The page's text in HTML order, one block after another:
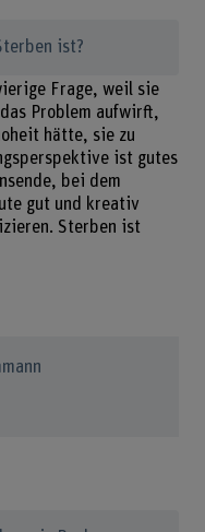
ist?
Frage, weil sie
Problem aufwirft,
hätte, sie zu
ist gutes
bei dem
gut und kreativ
Sterben ist